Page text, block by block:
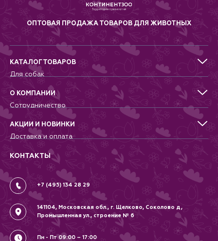
ОПТОВАЯ ПРОДАЖА ТОВАРОВ ДЛЯ ЖИВОТНЫХ
КАТАЛОГ ТОВАРОВ
Для собак
Для кошек
Для грызунов
Для птиц
Аквариумистика, пруд, море
Террариумистика
О КОМПАНИИ
Сотрудничество
Питомникам
Добрые дела
Новости
Контакты
Вопрос-Ответ
АКЦИИ И НОВИНКИ
Доставка и оплата
Гарантии и возврат
Вакансии
Политика
Соглашение
КОНТАКТЫ
+7 (495) 134 28 29
141104, Московская обл., г. Щелково, Соколово д,
Промышленная ул., строение № 6
Пн - Пт 09:00 – 17:00